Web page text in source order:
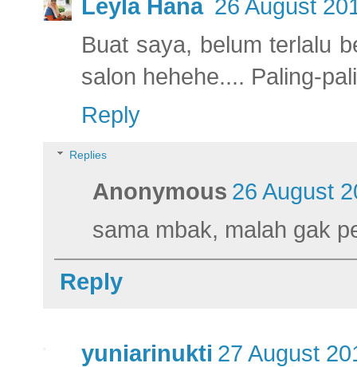
Leyla Hana 26 August
Buat saya, belum terlalu
salon hehehe.... Paling-
Reply
Replies
Anonymous 26 August
sama mbak, malah gak
Reply
yuniarinukti 27 August